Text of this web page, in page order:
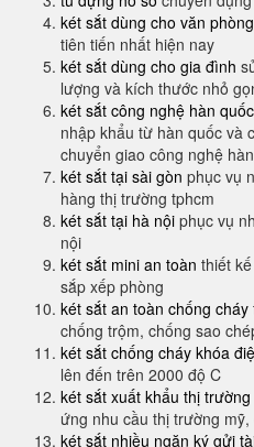
két sắt dùng cho văn phòng
tiên tiến nhất hiện nay
két sắt dùng cho gia đình
lượng và kích thước nhỏ
két sắt công nghệ hàn quốc
nhập khẩu từ hàn quốc và
chuyển giao công nghệ
két sắt tại sài gòn phục vụ
hàng thị trường tphcm
két sắt tại hà nội phục vụ
nội
két sắt mini an toàn thiết
sắp xếp phòng
két sắt an toàn chống cháy
chống trộm, chống sao
két sắt chống cháy khóa
lên đến trên 2000 độ C
két sắt xuất khẩu thị
ứng nhu cầu thị trường mỹ,
két sắt nhiều ngăn ký gửi